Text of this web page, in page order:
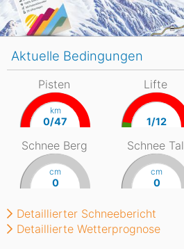
Aktuelle Bedingungen
Pisten
km
0/47
Lifte
1/12
Schnee Berg
cm
0
Schnee Tal
cm
0
Detaillierter Schneebericht
Detaillierte Wetterprognose